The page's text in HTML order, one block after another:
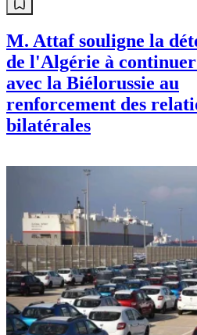
M. Attaf souligne la
de l'Algérie à
avec la Biélorussie au
renforcement des
bilatérales